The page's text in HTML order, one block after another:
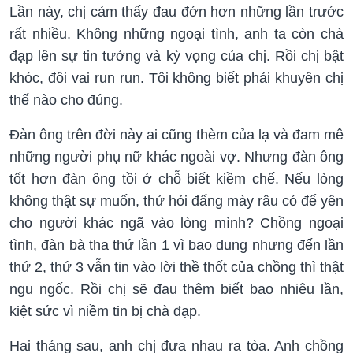
Lần này, chị cảm thấy đau đớn hơn những lần trước
rất nhiều. Không những ngoại tình, anh ta còn chà
đạp lên sự tin tưởng và kỳ vọng của chị. Rồi chị bật
khóc, đôi vai run run. Tôi không biết phải khuyên chị
thế nào cho đúng.
Đàn ông trên đời này ai cũng thèm của lạ và đam mê
những người phụ nữ khác ngoài vợ. Nhưng đàn ông
tốt hơn đàn ông tồi ở chỗ biết kiềm chế. Nếu lòng
không thật sự muốn, thử hỏi đấng mày râu có để yên
cho người khác ngã vào lòng mình? Chồng ngoại
tình, đàn bà tha thứ lần 1 vì bao dung nhưng đến lần
thứ 2, thứ 3 vẫn tin vào lời thề thốt của chồng thì thật
ngu ngốc. Rồi chị sẽ đau thêm biết bao nhiêu lần,
kiệt sức vì niềm tin bị chà đạp.
Hai tháng sau, anh chị đưa nhau ra tòa. Anh chồng